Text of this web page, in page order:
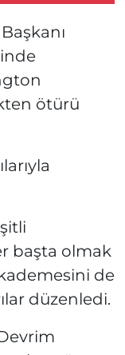
ötürü
başta olmak
de
düzenledi.